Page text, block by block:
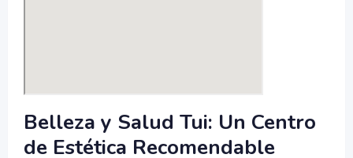
Belleza y Salud Tui: Un Centro
de Estética Recomendable